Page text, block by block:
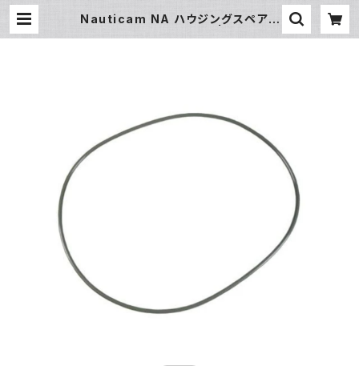
Nauticam NA ハウジングスペアO